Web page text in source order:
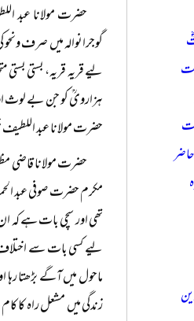
گوجرانوالہ میں صرف
لیے قریہ قریہ، بستی
ہزارویؒ کو جن بے لوث
حضرت مولانا عبد
حضرت مولانا قاضی
مکرم حضرت صوفی عبد
تھی اور سچی بات ہے کہ
لیے کسی بات سے اختلاف
ماحول میں آگے بڑھتا
زندگی میں مشعل راہ کا